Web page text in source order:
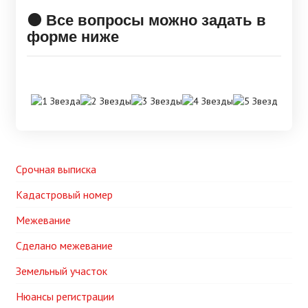
🟠 Все вопросы можно задать в
форме ниже
Срочная выписка
Кадастровый номер
Межевание
Сделано межевание
Земельный участок
Нюансы регистрации